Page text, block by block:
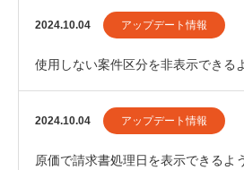
た。
2024.10.04 アップデート情報
使用しない案件区分を非表示できる
2024.10.04 アップデート情報
原価で請求書処理日を表示できるよ